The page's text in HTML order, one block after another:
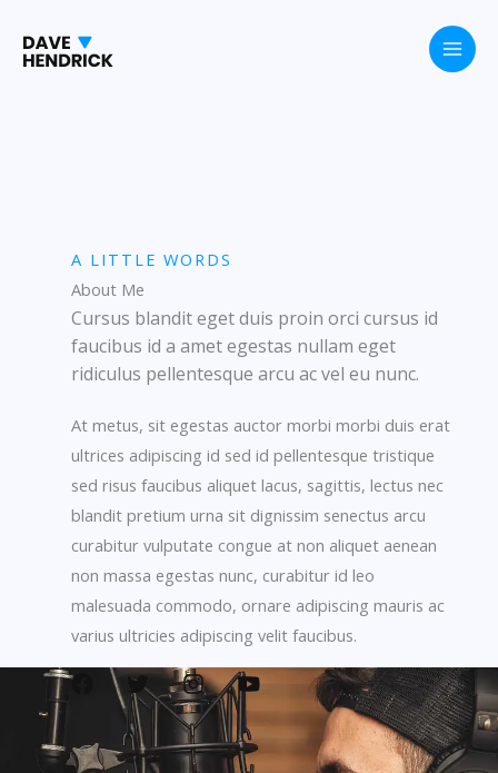
content
A LITTLE WORDS
About Me
Cursus blandit eget duis proin orci cursus id
faucibus id a amet egestas nullam eget
ridiculus pellentesque arcu ac vel eu nunc.
At metus, sit egestas auctor morbi morbi duis erat
ultrices adipiscing id sed id pellentesque tristique
sed risus faucibus aliquet lacus, sagittis, lectus nec
blandit pretium urna sit dignissim senectus arcu
curabitur vulputate congue at non aliquet aenean
non massa egestas nunc, curabitur id leo
malesuada commodo, ornare adipiscing mauris ac
varius ultricies adipiscing velit faucibus.